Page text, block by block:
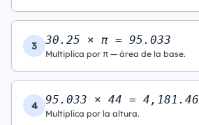
3 30.25 × π = 95.033
Multiplica por π — área de la base.
4 95.033 × 44 = 4,181.46
Multiplica por la altura.